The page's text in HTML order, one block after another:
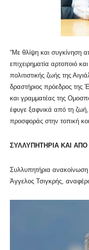
“Με θλίψη και συγκίνηση
επιχειρηματία αρτοποιό
πολιτιστικής ζωής της
δραστήριος πρόεδρος της
και γραμματέας της
έφυγε ξαφνικά από τη
προσφοράς στην τοπική
ΣΥΛΛΥΠΗΤΗΡΙΑ ΚΑΙ
Συλλυπητήρια
Άγγελος Τσιγκρής,